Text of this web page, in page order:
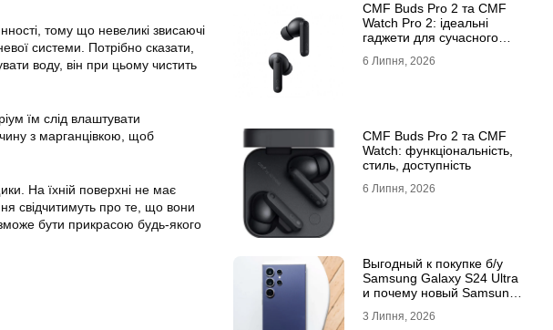
тому що невеликі звисаючі
системи. Потрібно сказати,
воду, він при цьому чистить
їм слід влаштувати
з марганцівкою, щоб
На їхній поверхні не має
свідчитимуть про те, що вони
бути прикрасою будь-якого
CMF Buds Pro 2 та CMF
Watch Pro 2: ідеальні
гаджети для сучасного
6 Липня, 2026
CMF Buds Pro 2 та CMF
Watch: функціональність,
стиль, доступність
6 Липня, 2026
Выгодный к покупке б/у
Samsung Galaxy S24 Ultra
и почему новый Samsung
лучшим
3 Липня, 2026